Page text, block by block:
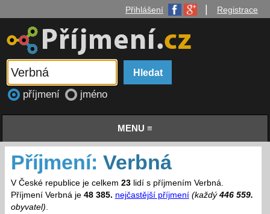
Přihlášení Registrace
příjmení jméno
MENU ≡
Příjmení: Verbná
V České republice je celkem 23lidí s příjmením Verbná.
Příjmení Verbná je 48 385. nejčastější příjmení (každý 446 559.
obyvatel).